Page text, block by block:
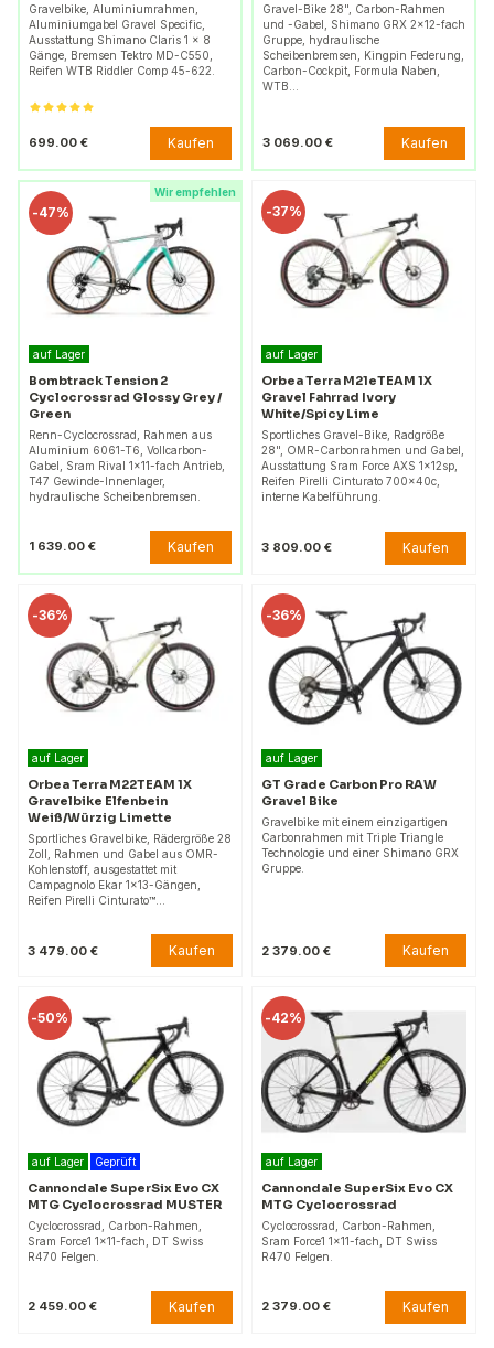
Gravelbike, Aluminiumrahmen,
Aluminiumgabel Gravel Specific,
Ausstattung Shimano Claris 1 x 8
Gänge, Bremsen Tektro MD-C550,
Reifen WTB Riddler Comp 45-622.
699.00 € Kaufen
Gravel-Bike 28", Carbon-Rahmen
und -Gabel, Shimano GRX 2×12-fach
Gruppe, hydraulische
Scheibenbremsen, Kingpin Federung,
Carbon-Cockpit, Formula Naben,
WTB…
3 069.00 € Kaufen
Wir empfehlen
-47%
auf Lager
Bombtrack Tension 2
Cyclocrossrad Glossy Grey /
Green
Renn-Cyclocrossrad, Rahmen aus
Aluminium 6061-T6, Vollcarbon-
Gabel, Sram Rival 1×11-fach Antrieb,
T47 Gewinde-Innenlager,
hydraulische Scheibenbremsen.
1 639.00 € Kaufen
-37%
auf Lager
Orbea Terra M21eTEAM 1X
Gravel Fahrrad Ivory
White/Spicy Lime
Sportliches Gravel-Bike, Radgröße
28", OMR-Carbonrahmen und Gabel,
Ausstattung Sram Force AXS 1x12sp,
Reifen Pirelli Cinturato 700x40c,
interne Kabelführung.
3 809.00 € Kaufen
-36%
auf Lager
Orbea Terra M22TEAM 1X
Gravelbike Elfenbein
Weiß/Würzig Limette
Sportliches Gravelbike, Rädergröße 28
Zoll, Rahmen und Gabel aus OMR-
Kohlenstoff, ausgestattet mit
Campagnolo Ekar 1x13-Gängen,
Reifen Pirelli Cinturato™…
3 479.00 € Kaufen
-36%
auf Lager
GT Grade Carbon Pro RAW
Gravel Bike
Gravelbike mit einem einzigartigen
Carbonrahmen mit Triple Triangle
Technologie und einer Shimano GRX
Gruppe.
2 379.00 € Kaufen
-50%
auf Lager Geprüft
Cannondale SuperSix Evo CX
MTG Cyclocrossrad MUSTER
Cyclocrossrad, Carbon-Rahmen,
Sram Force1 1×11-fach, DT Swiss
R470 Felgen.
2 459.00 € Kaufen
-42%
auf Lager
Cannondale SuperSix Evo CX
MTG Cyclocrossrad
Cyclocrossrad, Carbon-Rahmen,
Sram Force1 1×11-fach, DT Swiss
R470 Felgen.
2 379.00 € Kaufen